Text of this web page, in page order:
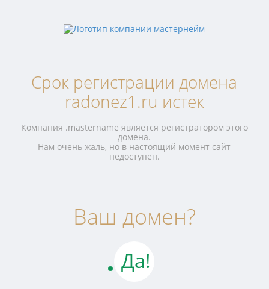
Срок регистрации домена
radonez1.ru истек
Компания .mastername является регистратором этого
домена.
Нам очень жаль, но в настоящий момент сайт
недоступен.
Ваш домен?
Да!